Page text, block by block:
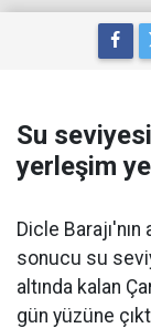
Su
yerleşim
Dicle
sonucu su
altında kalan
gün yüzüne